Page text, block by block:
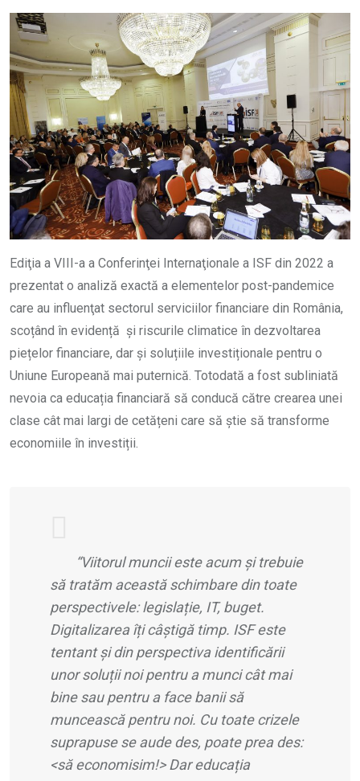
Ediţia a VIII-a a Conferinţei Internaţionale a ISF din 2022 a
prezentat o analiză exactă a elementelor post-pandemice
care au influenţat sectorul serviciilor financiare din România,
scoțând în evidență și riscurile climatice în dezvoltarea
piețelor financiare, dar și soluțiile investiționale pentru o
Uniune Europeană mai puternică. Totodată a fost subliniată
nevoia ca educația financiară să conducă către crearea unei
clase cât mai largi de cetățeni care să știe să transforme
economiile în investiții.
“Viitorul muncii este acum și trebuie
sătratăm această schimbare din toate
perspectivele: legislație, IT, buget.
Digitalizarea îți câștigă timp. ISF este
tentant și din perspectiva identificării
unor soluții noi pentru a munci cât mai
bine sau pentru a face banii să
muncească pentru noi. Cu toate crizele
suprapuse se aude des, poate prea des:
<să economisim!> Dar educația